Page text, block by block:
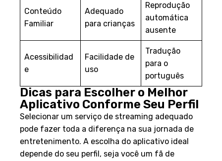
Conteúdo
Familiar
Adequado
para crianças
Reprodução
automática
ausente
Acessibilidad
e
Facilidade de
uso
Tradução
para o
português
Dicas para Escolher o Melhor
Aplicativo Conforme Seu Perfil
Selecionar um serviço de streaming adequado
pode fazer toda a diferença na sua jornada de
entretenimento. A escolha do aplicativo ideal
depende do seu perfil, seja você um fã de